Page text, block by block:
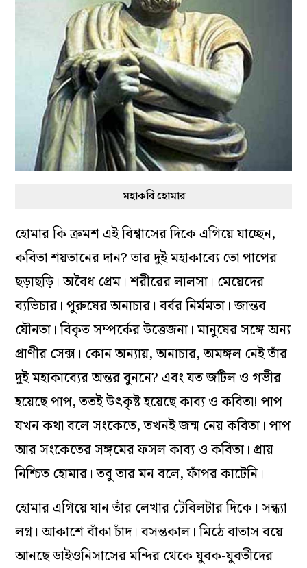
মহাকবি হোমার
হোমার কি ক্রমশ এই বিশ্বাসের দিকে এগিয়ে যাচ্ছেন,
কবিতা শয়তানের দান? তার দুই মহাকাব্যে তো পাপের
ছড়াছড়ি। অবৈধ প্রেম। শরীরের লালসা। মেয়েদের
ব্যভিচার। পুরুষের অনাচার। বর্বর নির্মমতা। জান্তব
যৌনতা। বিকৃত সম্পর্কের উত্তেজনা। মানুষের সঙ্গে অন্য
প্রাণীর সেক্স। কোন অন্যায়, অনাচার, অমঙ্গল নেই তাঁর
দুই মহাকাব্যের অন্তর বুননে? এবং যত জটিল ও গভীর
হয়েছে পাপ, ততই উৎকৃষ্ট হয়েছে কাব্য ও কবিতা! পাপ
যখন কথা বলে সংকেতে, তখনই জন্ম নেয় কবিতা। পাপ
আর সংকেতের সঙ্গমের ফসল কাব্য ও কবিতা। প্রায়
নিশ্চিত হোমার। তবু তার মন বলে, ফাঁপর কাটেনি।
হোমার এগিয়ে যান তাঁর লেখার টেবিলটার দিকে। সন্ধ্যা
লগ্ন। আকাশে বাঁকা চাঁদ। বসন্তকাল। মিঠে বাতাস বয়ে
আনছে ডাইওনিসাসের মন্দির থেকে যুবক-যুবতীদের